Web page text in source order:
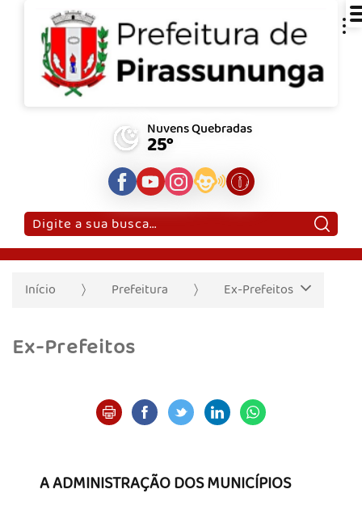
Nuvens Quebradas
25°
Pesquisar:
Início Prefeitura Ex-Prefeitos
Ex-Prefeitos
A ADMINISTRAÇÃO DOS MUNICÍPIOS